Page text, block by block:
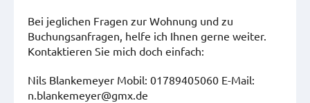
Bei jeglichen Fragen zur Wohnung und zu
Buchungsanfragen, helfe ich Ihnen gerne weiter.
Kontaktieren Sie mich doch einfach:
Nils Blankemeyer Mobil: 01789405060 E-Mail:
n.blankemeyer@gmx.de